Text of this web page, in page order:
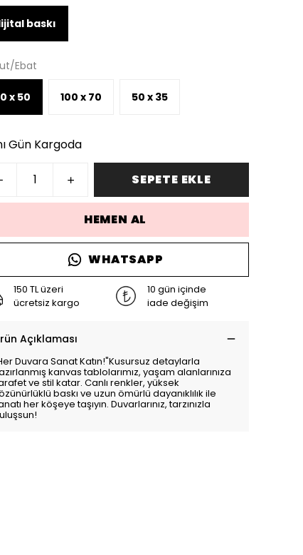
baskı
Ebat
x 50 100 x 70 50 x 35
Gün Kargoda
SEPETE EKLE
HEMEN AL
WHATSAPP
150 TL üzeri
ücretsiz kargo
10 gün içinde
iade değişim
Açıklaması
Duvara Sanat Katın!"Kusursuz detaylarla
kanvas tablolarımız, yaşam alanlarınıza
ve stil katar. Canlı renkler, yüksek
baskı ve uzun ömürlü dayanıklılık ile
her köşeye taşıyın. Duvarlarınız, tarzınızla